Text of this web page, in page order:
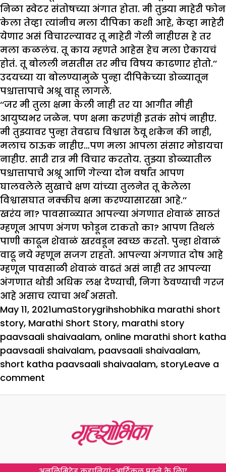
निळा स्वेटर संतोषच्या अंगात होता. मी तुझ्या माहेरी फोन
केला तेव्हा त्यांनीच मला दीपिका कशी आहे, केव्हा माहेरी
येणार असं विचारल्यावर तू माहेरी गेली नाहीएस हे तर
मला कळलंच. तू काय म्हणते आहेस हेच मला ऐकायचं
होतं. तू बोलली नसतीस तर मीच विषय काढणार होतो.’’
उदयच्या या बोलण्यामुळे पुन्हा दीपिकेच्या डोळ्यातून
पश्चात्तापाचे अश्रू वाहू लागले.
‘‘जर मी तुला क्षमा केली नाही तर या आगीत मीही
आयुष्यभर जळेन. पण क्षमा करणंही इतकं सोपं नाहीए.
मी तुझ्यावर पुन्हा तेवढाच विश्वास ठेवू शकेन की नाही,
मलाच ठाऊक नाहीए…पण मला आपला संसार मोडायचा
नाहीए. सारी रात्र मी विचार करतोय. तुझ्या डोळ्यातील
पश्चात्तापाचे अश्रू आणि गेल्या दोन वर्षात आपण
घालवलेले सुखाचे क्षण यांच्या तुलनेत तू केलेला
विश्वासघात नक्कीच क्षमा करण्यासारखा आहे.’’
खरंय ना? पावसाळ्यात आपल्या अंगणात शेवाळं साठतं
म्हणून आपण अंगण फोडून टाकतो का? आपण तिथलं
पाणी काढून शेवाळं खरवडून स्वच्छ करतो. पुन्हा शेवाळं
वाढू नये म्हणून सजग राहतो. आपल्या अंगणात दोष आहे
म्हणून पावसाळी शेवाळं वाढतं असं नाही तर आपल्या
अंगणात थोडी अधिक लक्ष देण्याची, निगा ठेवण्याची गरज
आहे असाच त्याचा अर्थ असतो.
Posted
on
May 11, 2021Author
umaCategories
StoryTags
grihshobhika marathi short
story, Marathi Short Story, marathi story
paavsaali shaivaalam, online marathi short katha
paavsaali shaivalam, paavsaali shaivaalam,
short katha paavsaali shaivaalam, storyLeave a
comment